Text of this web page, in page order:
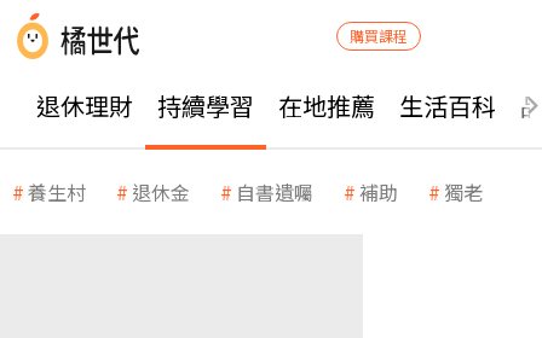
購買課程
退休理財 持續學習 在地推薦 生活百科
養生村 退休金 自書遺囑 補助 獨老